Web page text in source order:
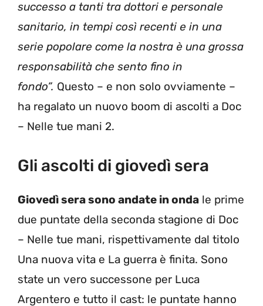
successo a tanti tra dottori e personale
sanitario, in tempi così recenti e in una
serie popolare come la nostra è una grossa
responsabilità che sento fino in
fondo”. Questo – e non solo ovviamente –
ha regalato un nuovo boom di ascolti a Doc
– Nelle tue mani 2.
Gli ascolti di giovedì sera
Giovedì sera sono andate in onda le prime
due puntate della seconda stagione di Doc
– Nelle tue mani, rispettivamente dal titolo
Una nuova vita e La guerra è finita. Sono
state un vero successone per Luca
Argentero e tutto il cast: le puntate hanno